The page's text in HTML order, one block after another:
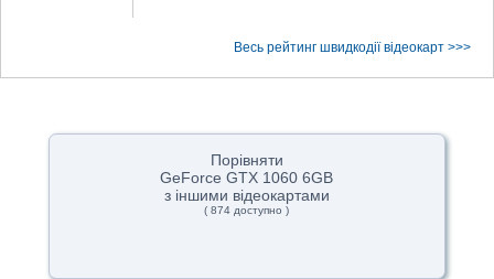
Весь рейтинг швидкодії відеокарт >>>
Порівняти
GeForce GTX 1060 6GB
з іншими відеокартами
( 874 доступно )